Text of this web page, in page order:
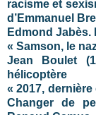
racisme et
d’Emmanuel
Edmond Jabès.
« Samson, le
Jean Boulet
hélicoptère
« 2017,
Changer de